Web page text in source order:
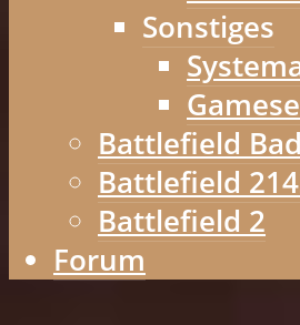
Sonstiges
Battlefield
Battlefield
Battlefield 2
Forum